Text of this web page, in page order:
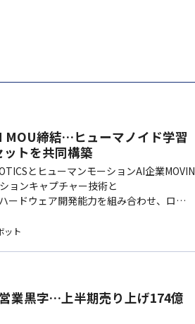
MOU締結…ヒューマノイド学習
トを共同構築
とヒューマンモーションAI企業MOVIN
ョンキャプチャー技術と
ードウェア開発能力を組み合わせ、ロボ
トを共同構築する。
ット
業黒字…上半期売り上げ174億